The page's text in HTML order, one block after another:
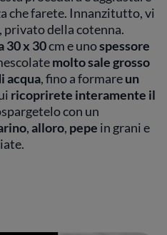
che farete. Innanzitutto, vi
, privato della cotenna.
30 x 30cm e unospessore
molto sale grosso
acqua, fino a formareun
ricoprirete interamente il
con un
,alloro, pepe in grani e